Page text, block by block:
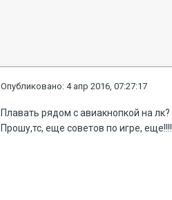
Опубликовано:4 апр 2016, 07:27:17
Плавать рядом с авиакнопкой на лк?
Прошу,тс, еще советов по игре, еще!!!!